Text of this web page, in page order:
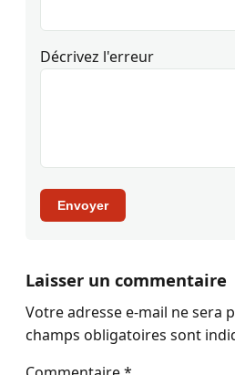
Décrivez l'erreur
Envoyer
Laisser un commentaire
Votre adresse e-mail ne sera
champs obligatoires sont